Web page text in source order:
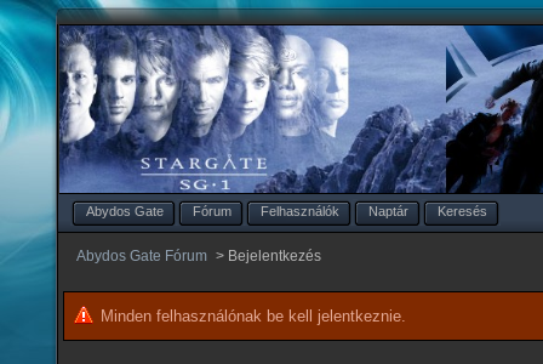
Abydos Gate Fórum Felhasználók Naptár Keresés
Abydos Gate Fórum > Bejelentkezés
Minden felhasználónak be kell jelentkeznie.